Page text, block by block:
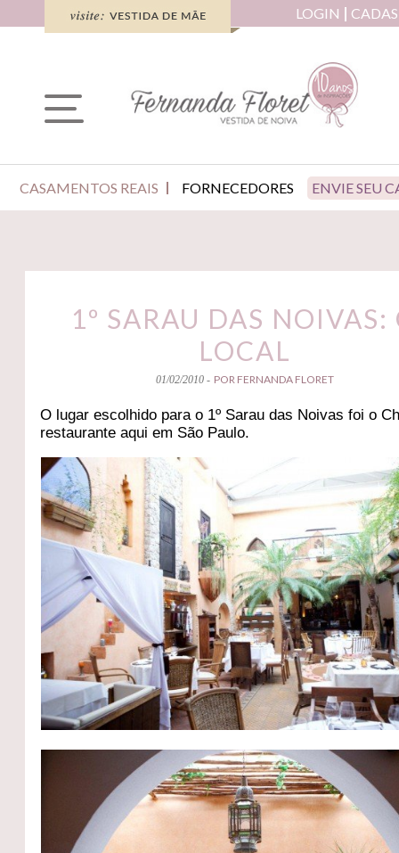
LOGIN
CASAMENTOS REAIS FORNECEDORES ENVIE SEU
1º SARAU DAS NOIVAS:
LOCAL
01/02/2010 - POR FERNANDA FLORET
O lugar escolhido para o 1º Sarau das Noivas foi o
restaurante aqui em São Paulo.